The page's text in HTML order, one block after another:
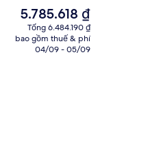
Bữa sáng buffet hàng ngày với phụ
Giá
hiện
tại
5.785.618 ₫
Tổng 6.484.190 ₫
bao gồm thuế & phí
04/09 - 05/09